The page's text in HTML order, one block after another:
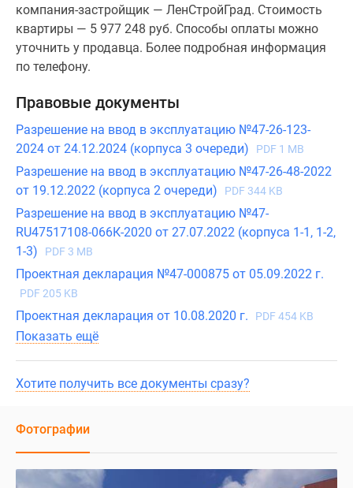
компания-застройщик — ЛенСтройГрад. Стоимость
квартиры — 5 977 248 руб. Способы оплаты можно
уточнить у продавца. Более подробная информация
по телефону.
Правовые документы
Разрешение на ввод в эксплуатацию №47-26-123-
2024 от 24.12.2024 (корпуса 3 очереди)
PDF 1 MB
Разрешение на ввод в эксплуатацию №47-26-48-2022
от 19.12.2022 (корпуса 2 очереди)
PDF 344 KB
Разрешение на ввод в эксплуатацию №47-
RU47517108-066К-2020 от 27.07.2022 (корпуса 1-1, 1-2,
1-3)
PDF 3 MB
Проектная декларация №47-000875 от 05.09.2022 г.
PDF 205 KB
Проектная декларация от 10.08.2020 г. PDF 454 KB
Показать ещё
Хотите получить все документы сразу?
Фотографии